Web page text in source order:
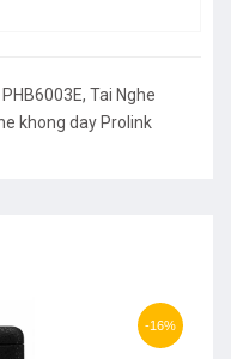
, Tai Nghe
khong day Prolink
-16%